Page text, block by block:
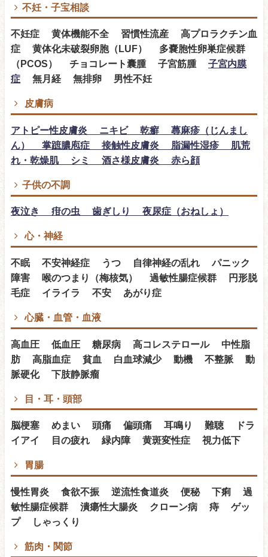
不妊・子宝相談
不妊症 黄体機能不全 習慣性流産 高プロラクチン血
症 黄体化未破裂卵胞（LUF） 多嚢胞性卵巣症候群
（PCOS） チョコレート囊腫 子宮筋腫 子宮内膜
症 無月経 無排卵 男性不妊
皮膚病
アトピー性皮膚炎 ニキビ 乾癬 蕁麻疹（じんまし
ん） 掌蹠膿庖症 接触性皮膚炎 脂漏性湿疹 肌荒
れ・乾燥肌 シミ 酒さ様皮膚炎 赤ら顔
子供の不調
夜泣き 疳の虫 歯ぎしり 夜尿症（おねしょ）
心・神経
不眠 不安神経症 うつ 自律神経の乱れ パニック
障害 喉のつまり（梅核気） 過敏性腸症候群 円形脱
毛症 イライラ 不安 あがり症
心臓・血管・血液
高血圧 低血圧 糖尿病 高コレステロール 中性脂
肪 高脂血症 貧血 白血球減少 動機 不整脈 動
脈硬化 下肢静脈瘤
目・耳・頭部
脳梗塞 めまい 頭痛 偏頭痛 耳鳴り 難聴 ドラ
イアイ 目の疲れ 緑内障 黄斑変性症 視力低下
胃腸
慢性胃炎 食欲不振 逆流性食道炎 便秘 下痢 過
敏性腸症候群 潰瘍性大腸炎 クローン病 痔 ゲッ
プ しゃっくり
筋肉・関節